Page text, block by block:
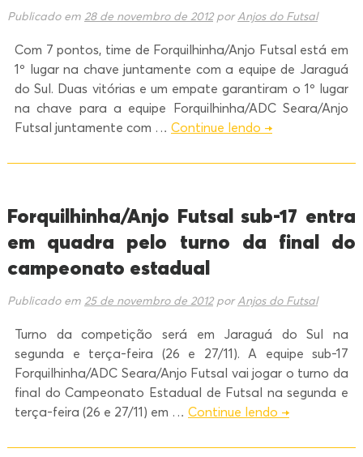
Publicado em 28 de novembro de 2012 por Anjos do Futsal
Com 7 pontos, time de Forquilhinha/Anjo Futsal está em
1º lugar na chave juntamente com a equipe de Jaraguá
do Sul. Duas vitórias e um empate garantiram o 1º lugar
na chave para a equipe Forquilhinha/ADC Seara/Anjo
Futsal juntamente com … Continue lendo →
Forquilhinha/Anjo Futsal sub-17 entra
em quadra pelo turno da final do
campeonato estadual
Publicado em 25 de novembro de 2012 por Anjos do Futsal
Turno da competição será em Jaraguá do Sul na
segunda e terça-feira (26 e 27/11). A equipe sub-17
Forquilhinha/ADC Seara/Anjo Futsal vai jogar o turno da
final do Campeonato Estadual de Futsal na segunda e
terça-feira (26 e 27/11) em … Continue lendo →